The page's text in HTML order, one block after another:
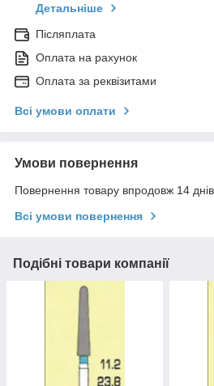
Детальніше
Післяплата
Оплата на рахунок
Оплата за реквізитами
Всі умови оплати
Умови повернення
Повернення товару впродовж 14
Всі умови повернення
Подібні товари компанії